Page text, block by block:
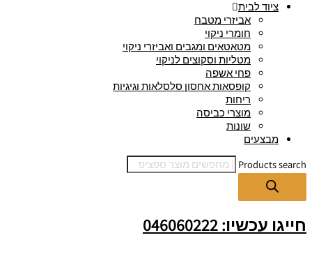
ציוד לבית
אביזרי מטבח
חומרי ניקוי
מטאטאים ומגבים ואביזרי ניקוי
מטליות וסקוצים לניקוי
פחי אשפה
קופסאות אחסון סלסלאות וגיגיות
ריחות
מוצרי כביסה
שונות
מבצעים
Products search
חייגו עכשיו: 046060222